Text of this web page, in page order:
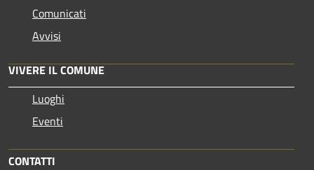
Comunicati
Avvisi
VIVERE IL COMUNE
Luoghi
Eventi
CONTATTI